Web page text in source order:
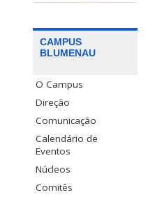
CAMPUS
BLUMENAU
O Campus
Direção
Comunicação
Calendário de
Eventos
Núcleos
Comitês